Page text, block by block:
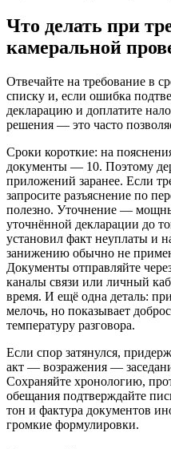
Что делать при
камеральной
Отвечайте на требование в
списку и, если ошибка
декларацию и доплатите
решения — это часто
Сроки короткие: на
документы — 10. Поэтому
приложений заранее. Если
запросите разъяснение по
полезно. Уточнение —
уточнённой декларации до
установил факт неуплаты и
занижению обычно не
Документы отправляйте
каналы связи или личный
время. И ещё одна деталь:
мелочь, но показывает
температуру разговора.
Если спор затянулся,
акт — возражения —
Сохраняйте хронологию,
обещания подтверждайте
тон и фактура документов
громкие формулировки.